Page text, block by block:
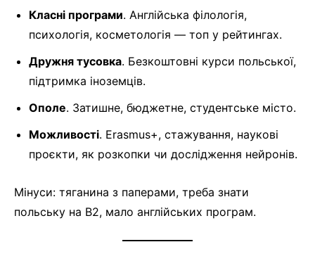
Класні програми. Англійська філологія,
психологія, косметологія — топ у рейтингах.
Дружня тусовка. Безкоштовні курси польської,
підтримка іноземців.
Ополе. Затишне, бюджетне, студентське місто.
Можливості. Erasmus+, стажування, наукові
проєкти, як розкопки чи дослідження нейронів.
Мінуси: тяганина з паперами, треба знати
польську на B2, мало англійських програм.